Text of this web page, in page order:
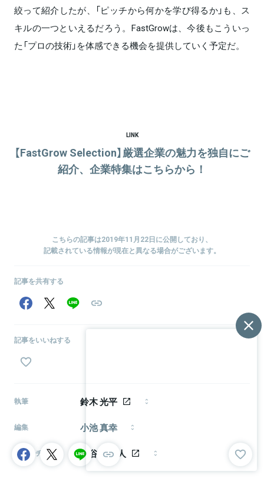
絞って紹介したが、「ピッチから何かを学び得るか」も、ス
キルの一つといえるだろう。FastGrowは、今後もこういっ
た「プロの技術」を体感できる機会を提供していく予定だ。
LINK
【FastGrow Selection】厳選企業の魅力を独自にご
紹介、企業特集はこちらから！
こちらの記事は2019年11月22日に公開しており、
記載されている情報が現在と異なる場合がございます。
記事を共有する
記事をいいねする
執筆 鈴木 光平
人材紹介会社に入社→独立して結婚相談所を立ち上げ
ー、オープンイノベーションに興味あります。
編集 小池 真幸
『CAIXA』副編集長、『FastGrow』編集パートナー、グ
デスクチェック 長谷川 賢人